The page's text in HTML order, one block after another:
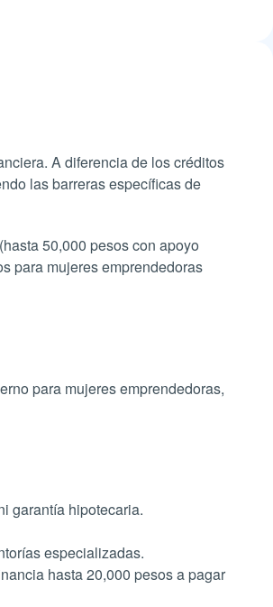
A diferencia de los créditos
las barreras específicas de
50,000 pesos con apoyo
para mujeres emprendedoras
para mujeres emprendedoras,
garantía hipotecaria.
especializadas.
hasta 20,000 pesos a pagar